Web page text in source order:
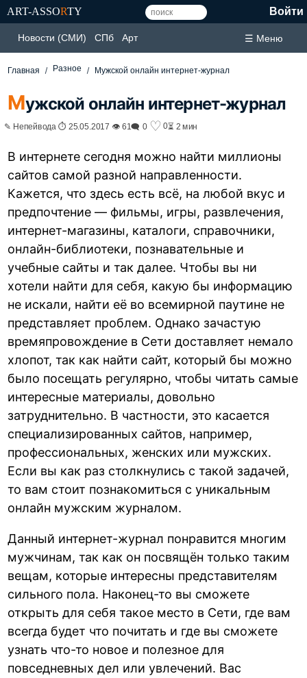
ART-ASSORTY Войти
Новости (СМИ) СПб Арт ☰ Меню
Главная Разное Мужской онлайн интернет-журнал
Мужской онлайн интернет-журнал
✎ Непейвода ⏱ 25.05.2017 👁 61🗨 0 ♡ 0⏳ 2 мин
В интернете сегодня можно найти миллионы
сайтов самой разной направленности.
Кажется, что здесь есть всё, на любой вкус и
предпочтение — фильмы, игры, развлечения,
интернет-магазины, каталоги, справочники,
онлайн-библиотеки, познавательные и
учебные сайты и так далее. Чтобы вы ни
хотели найти для себя, какую бы информацию
не искали, найти её во всемирной паутине не
представляет проблем. Однако зачастую
времяпровождение в Сети доставляет немало
хлопот, так как найти сайт, который бы можно
было посещать регулярно, чтобы читать самые
интересные материалы, довольно
затруднительно. В частности, это касается
специализированных сайтов, например,
профессиональных, женских или мужских.
Если вы как раз столкнулись с такой задачей,
то вам стоит познакомиться с уникальным
онлайн мужским журналом.
Данный интернет-журнал понравится многим
мужчинам, так как он посвящён только таким
вещам, которые интересны представителям
сильного пола. Наконец-то вы сможете
открыть для себя такое место в Сети, где вам
всегда будет что почитать и где вы сможете
узнать что-то новое и полезное для
повседневных дел или увлечений. Вас